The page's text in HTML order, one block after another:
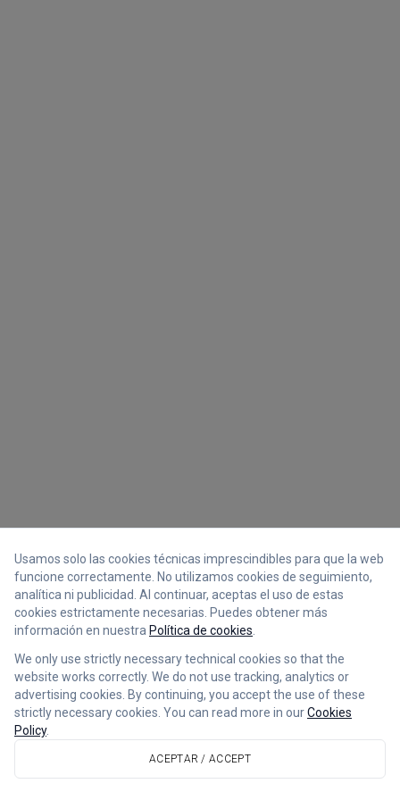
Usamos solo las cookies técnicas imprescindibles para que la web
funcione correctamente. No utilizamos cookies de seguimiento,
analítica ni publicidad. Al continuar, aceptas el uso de estas
cookies estrictamente necesarias. Puedes obtener más
información en nuestra Política de cookies
We only use strictly necessary technical cookies so that the
website works correctly. We do not use tracking, analytics or
advertising cookies. By continuing, you accept the use of these
strictly necessary cookies. You can read more in ourCookies
Policy.
ACEPTAR / ACCEPT